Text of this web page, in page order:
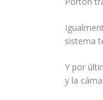
sistema
Y por
y la